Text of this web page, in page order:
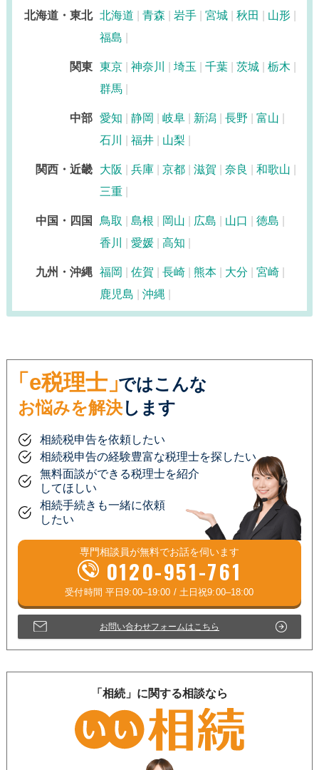
北海道・東北 北海道 青森 岩手 宮城 秋田
山形
福島
関東 東京 神奈川 埼玉 千葉 茨城
栃木
群馬
中部 愛知 静岡 岐阜 新潟 長野
富山
石川
福井 山梨
関西・近畿 大阪 兵庫 京都 滋賀 奈良
和歌山
三重
中国・四国 鳥取 島根 岡山 広島 山口
徳島
香川
愛媛 高知
九州・沖縄 福岡 佐賀 長崎 熊本 大分
宮崎
鹿児島
沖縄
「e税理士」ではこんな
お悩みを解決します
相続税申告を依頼したい
相続税申告の経験豊富な税理士を探したい
無料面談ができる税理士を紹介
してほしい
相続手続きも一緒に依頼
したい
専門相談員が無料でお話を伺います
0120-951-761
お問い合わせフォームはこちら
「相続」に関する相談なら